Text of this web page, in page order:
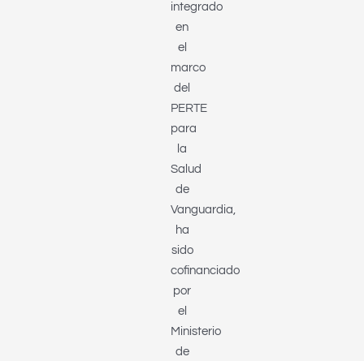
integrado
en
el
marco
del
PERTE
para
la
Salud
de
Vanguardia,
ha
sido
cofinanciado
por
el
Ministerio
de